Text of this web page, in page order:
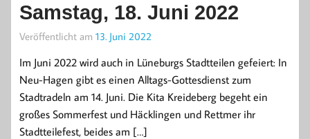
Samstag, 18. Juni 2022
Veröffentlicht am 13. Juni 2022
Im Juni 2022 wird auch in Lüneburgs Stadtteilen gefeiert: In
Neu-Hagen gibt es einen Alltags-Gottesdienst zum
Stadtradeln am 14. Juni. Die Kita Kreideberg begeht ein
großes Sommerfest und Häcklingen und Rettmer ihr
Stadtteilefest, beides am […]